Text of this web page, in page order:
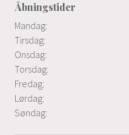
Åbningstider
Mandag:
Tirsdag:
Onsdag:
Torsdag:
Fredag:
Lørdag:
Søndag: